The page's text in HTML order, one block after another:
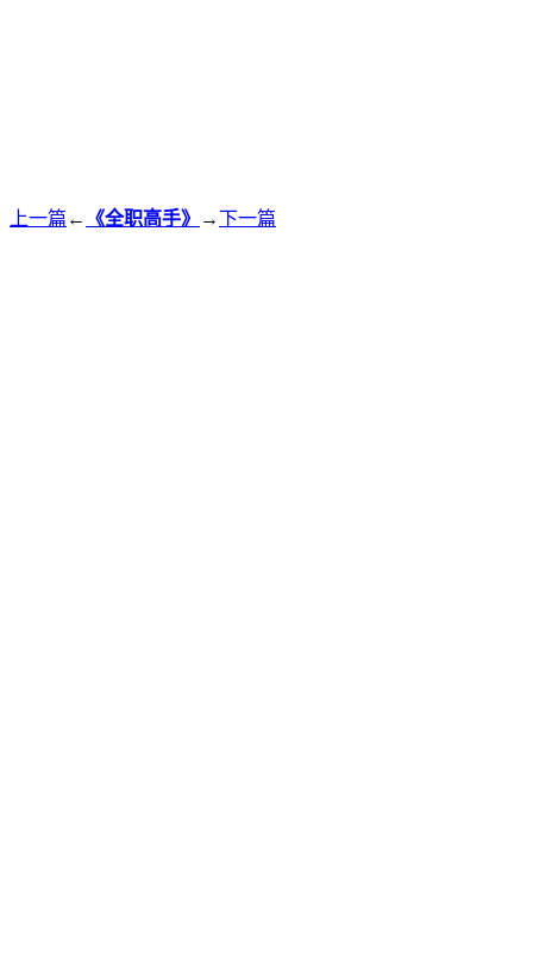
上一篇 ← 《全职高手》 →下一篇